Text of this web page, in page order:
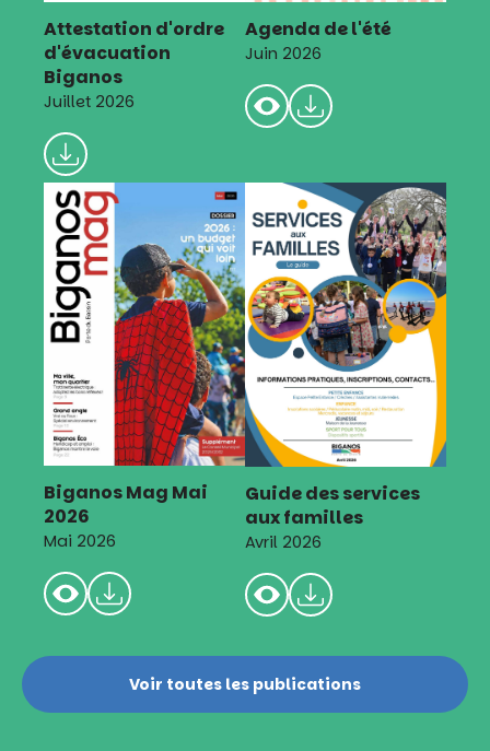
Attestation d'ordre
d'évacuation
Biganos
Juillet 2026
Agenda de l'été
Juin 2026
Biganos Mag Mai
2026
Mai 2026
Guide des services
aux familles
Avril 2026
Voir toutes les publications